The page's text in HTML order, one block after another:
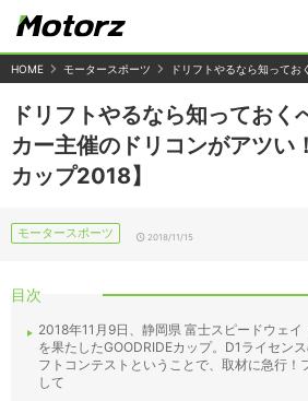
HOME モータースポーツ ドリフトやるなら知って
ドリフトやるなら知っておく
カー主催のドリコンがアツい
カップ2018】
モータースポーツ 2018/11/15
目次
2018年11月9日、静岡県 富士スピードウェイ
を果たしたGOODRIDEカップ。D1ライセン
フトコンテストということで、取材に急行
して